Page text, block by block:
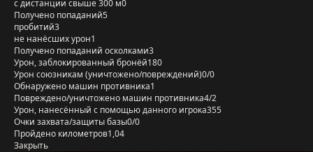
с дистанции свыше 300 м0
Получено попаданий5
пробитий3
не нанёсших урон1
Получено попаданий осколками3
Урон, заблокированный бронёй180
Урон союзникам (уничтожено/повреждений)0/0
Обнаружено машин противника1
Повреждено/уничтожено машин противника4/2
Урон, нанесённый с помощью данного игрока355
Очки захвата/защиты базы0/0
Пройдено километров1,04
Закрыть